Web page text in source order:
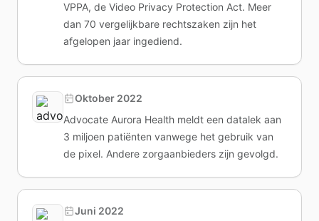
VPPA, de Video Privacy Protection Act. Meer
dan 70 vergelijkbare rechtszaken zijn het
afgelopen jaar ingediend.
Oktober 2022
Advocate Aurora Health meldt een datalek aan
3 miljoen patiënten vanwege het gebruik van
de pixel. Andere zorgaanbieders zijn gevolgd.
Juni 2022